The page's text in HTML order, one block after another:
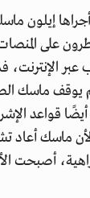
إيلون
على
عبر
المنصة في عام 2022، لم
قواعد
ماسك أعاد
أصبحت